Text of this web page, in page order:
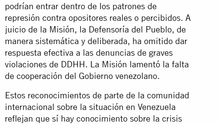
podrían entrar dentro de los patrones de
represión contra opositores reales o percibidos. A
juicio de la Misión, la Defensoría del Pueblo, de
manera sistemática y deliberada, ha omitido dar
respuesta efectiva a las denuncias de graves
violaciones de DDHH. La Misión lamentó la falta
de cooperación del Gobierno venezolano.
Estos reconocimientos de parte de la comunidad
internacional sobre la situación en Venezuela
reflejan que sí hay conocimiento sobre la crisis